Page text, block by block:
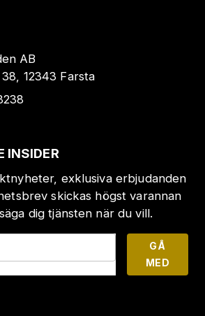
AB
12343 Farsta
INSIDER
exklusiva erbjudanden
skickas högst varannan
dig tjänsten när du vill.
GÅ
MED